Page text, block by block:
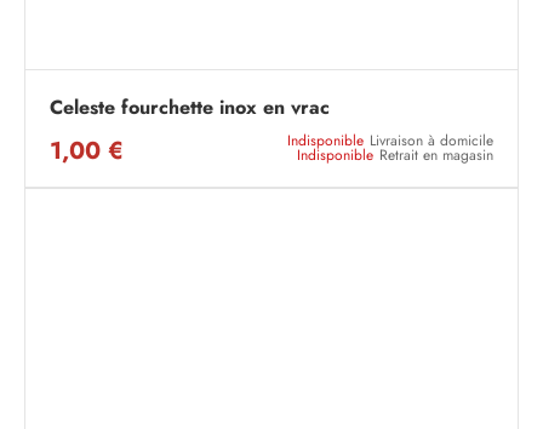
Celeste fourchette inox en vrac
1,00 € Indisponible Livraison à domicile
Indisponible Retrait en magasin